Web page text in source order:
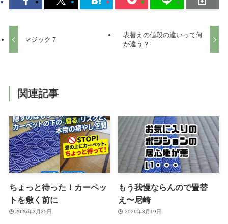
マジック７
表替えの値段の違いって何
が違う？
関連記事
ちょっと待った！カーペッ
トを敷く前に
2026年3月25日
もう我慢ならんので畳替
え〜尼崎
2026年3月19日